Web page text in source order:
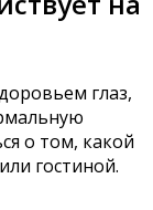
глаз,
о том, какой
гостиной.